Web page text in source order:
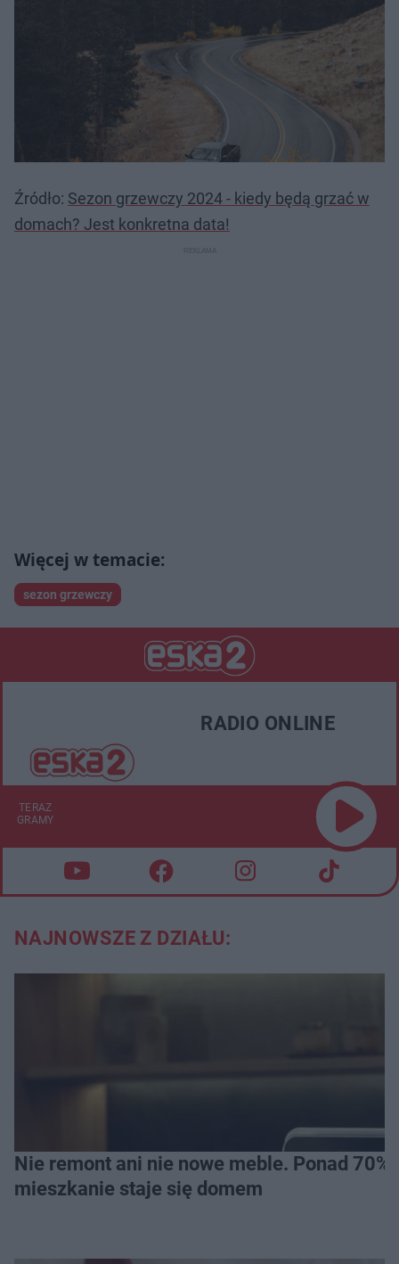
Źródło: Sezon grzewczy 2024 - kiedy będą grzać w
domach? Jest konkretna data!
sezon grzewczy
RADIO ONLINE
TERAZ
GRAMY
NAJNOWSZE Z DZIAŁU:
Nie remont ani nie nowe meble. Ponad
mieszkanie staje się domem